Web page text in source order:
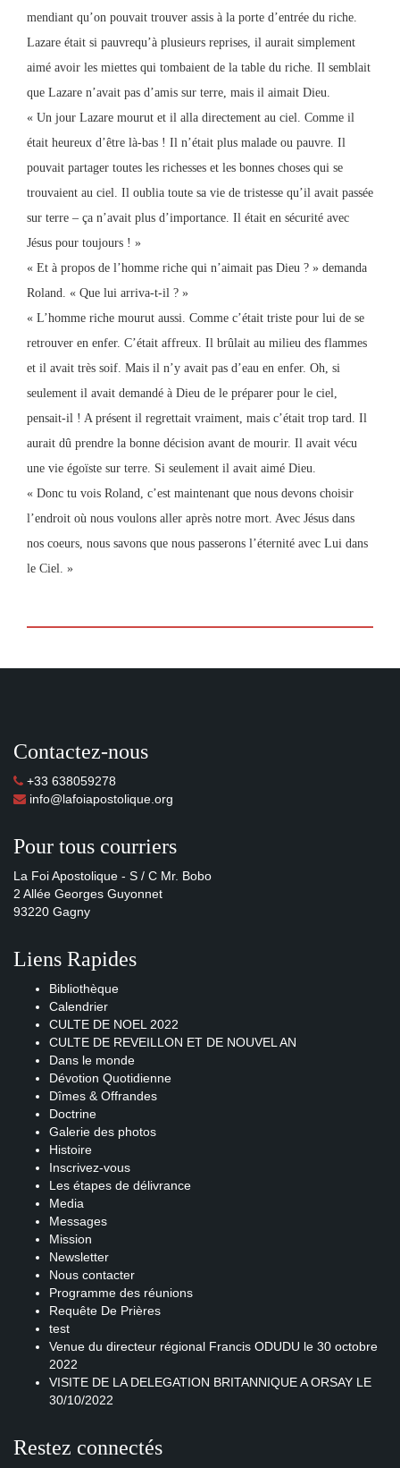
mendiant qu’on pouvait trouver assis à la porte d’entrée du riche.
Lazare était si pauvrequ’à plusieurs reprises, il aurait simplement
aimé avoir les miettes qui tombaient de la table du riche. Il semblait
que Lazare n’avait pas d’amis sur terre, mais il aimait Dieu.
« Un jour Lazare mourut et il alla directement au ciel. Comme il
était heureux d’être là-bas ! Il n’était plus malade ou pauvre. Il
pouvait partager toutes les richesses et les bonnes choses qui se
trouvaient au ciel. Il oublia toute sa vie de tristesse qu’il avait passée
sur terre – ça n’avait plus d’importance. Il était en sécurité avec
Jésus pour toujours ! »
« Et à propos de l’homme riche qui n’aimait pas Dieu ? » demanda
Roland. « Que lui arriva-t-il ? »
« L’homme riche mourut aussi. Comme c’était triste pour lui de se
retrouver en enfer. C’était affreux. Il brûlait au milieu des flammes
et il avait très soif. Mais il n’y avait pas d’eau en enfer. Oh, si
seulement il avait demandé à Dieu de le préparer pour le ciel,
pensait-il ! A présent il regrettait vraiment, mais c’était trop tard. Il
aurait dû prendre la bonne décision avant de mourir. Il avait vécu
une vie égoïste sur terre. Si seulement il avait aimé Dieu.
« Donc tu vois Roland, c’est maintenant que nous devons choisir
l’endroit où nous voulons aller après notre mort. Avec Jésus dans
nos coeurs, nous savons que nous passerons l’éternité avec Lui dans
le Ciel. »
Contactez-nous
+33 638059278
info@lafoiapostolique.org
Pour tous courriers
La Foi Apostolique - S / C Mr. Bobo
2 Allée Georges Guyonnet
93220 Gagny
Liens Rapides
Bibliothèque
Calendrier
CULTE DE NOEL 2022
CULTE DE REVEILLON ET DE NOUVEL AN
Dans le monde
Dévotion Quotidienne
Dîmes & Offrandes
Doctrine
Galerie des photos
Histoire
Inscrivez-vous
Les étapes de délivrance
Media
Messages
Mission
Newsletter
Nous contacter
Programme des réunions
Requête De Prières
test
Venue du directeur régional Francis ODUDU le 30 octobre
2022
VISITE DE LA DELEGATION BRITANNIQUE A ORSAY LE
30/10/2022
Restez connectés